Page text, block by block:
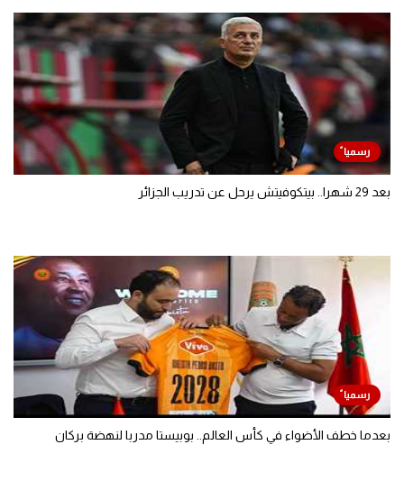
بعد 29 شهرا.. بيتكوفيتش يرحل عن تدريب الجزائر
بعدما خطف الأضواء في كأس العالم.. بوبيستا مدربا لنهضة بركان